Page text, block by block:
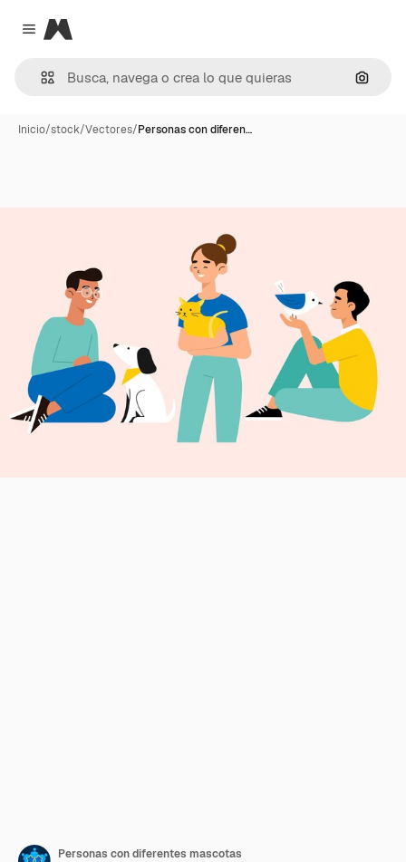
Close menu
Magnific
Inicio/stock/Vectores/Personas con diferen…
Personas con diferentes mascotas